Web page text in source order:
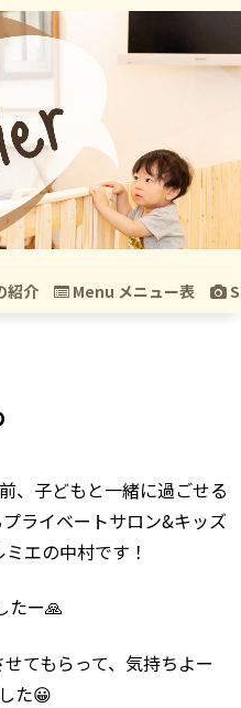
紹介 Menu メニュー表
、子どもと一緒に過ごせる
ライベートサロン&キッズ
エの中村です！
たー🙏
てもらって、気持ちよー
た😀